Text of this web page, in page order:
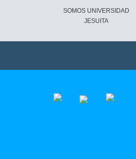
SOMOS UNIVERSIDAD
JESUITA